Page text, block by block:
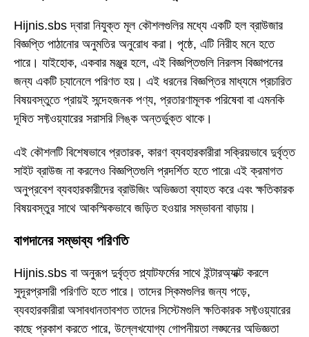
Hijnis.sbs দ্বারা নিযুক্ত মূল কৌশলগুলির মধ্যে একটি হল ব্রাউজার
বিজ্ঞপ্তি পাঠানোর অনুমতির অনুরোধ করা। পৃষ্ঠে, এটি নিরীহ মনে হতে
পারে। যাইহোক, একবার মঞ্জুর হলে, এই বিজ্ঞপ্তিগুলি নিরলস বিজ্ঞাপনের
জন্য একটি চ্যানেলে পরিণত হয়। এই ধরনের বিজ্ঞপ্তির মাধ্যমে প্রচারিত
বিষয়বস্তুতে প্রায়ই সন্দেহজনক পণ্য, প্রতারণামূলক পরিষেবা বা এমনকি
দূষিত সফ্টওয়্যারের সরাসরি লিঙ্ক অন্তর্ভুক্ত থাকে।
এই কৌশলটি বিশেষভাবে প্রতারক, কারণ ব্যবহারকারীরা সক্রিয়ভাবে দুর্বৃত্ত
সাইট ব্রাউজ না করলেও বিজ্ঞপ্তিগুলি প্রদর্শিত হতে পারে৷ এই ক্রমাগত
অনুপ্রবেশ ব্যবহারকারীদের ব্রাউজিং অভিজ্ঞতা ব্যাহত করে এবং ক্ষতিকারক
বিষয়বস্তুর সাথে আকস্মিকভাবে জড়িত হওয়ার সম্ভাবনা বাড়ায়।
বাগদানের সম্ভাব্য পরিণতি
Hijnis.sbs বা অনুরূপ দুর্বৃত্ত প্ল্যাটফর্মের সাথে ইন্টারঅ্যাক্ট করলে
সুদূরপ্রসারী পরিণতি হতে পারে। তাদের স্কিমগুলির জন্য পড়ে,
ব্যবহারকারীরা অসাবধানতাবশত তাদের সিস্টেমগুলি ক্ষতিকারক সফ্টওয়্যারের
কাছে প্রকাশ করতে পারে, উল্লেখযোগ্য গোপনীয়তা লঙ্ঘনের অভিজ্ঞতা